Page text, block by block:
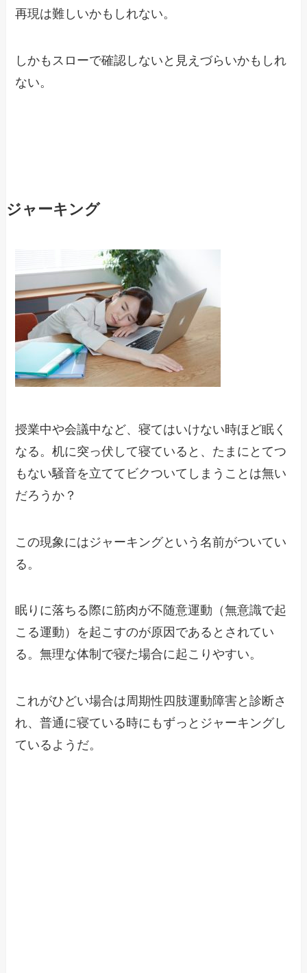
再現は難しいかもしれない。
しかもスローで確認しないと見えづらいかもしれ
ない。
ジャーキング
授業中や会議中など、寝てはいけない時ほど眠く
なる。机に突っ伏して寝ていると、たまにとてつ
もない騒音を立ててビクついてしまうことは無い
だろうか？
この現象にはジャーキングという名前がついてい
る。
眠りに落ちる際に筋肉が不随意運動（無意識で起
こる運動）を起こすのが原因であるとされてい
る。無理な体制で寝た場合に起こりやすい。
これがひどい場合は周期性四肢運動障害と診断さ
れ、普通に寝ている時にもずっとジャーキングし
ているようだ。